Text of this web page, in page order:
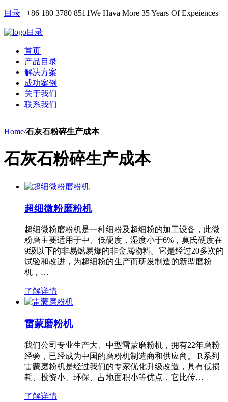
目录 +86 180 3780 8511We Hava More 35 Years Of Expeiences
目录
首页
产品目录
解决方案
成功案例
关于我们
联系我们
Home/石灰石粉碎生产成本
石灰石粉碎生产成本
超细微粉磨粉机
超细微粉磨粉机是一种细粉及超细粉的加工设备，此微
粉磨主要适用于中、低硬度，湿度小于6%，莫氏硬度在
9级以下的非易燃易爆的非金属物料。它是经过20多次的
试验和改进，为超细粉的生产而研发制造的新型磨粉
机，…
了解详情
雷蒙磨粉机
我们公司专业生产大、中型雷蒙磨粉机，拥有22年磨粉
经验，已经成为中国的磨粉机制造商和供应商。 R系列
雷蒙磨粉机是经过我们的专家优化升级改造，具有低损
耗、投资小、环保、占地面积小等优点，它比传…
了解详情